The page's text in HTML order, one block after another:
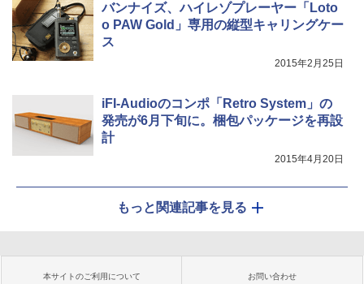
バンナイズ、ハイレゾプレーヤー「Loto
o PAW Gold」専用の縦型キャリングケー
ス
2015年2月25日
iFI-Audioのコンポ「Retro System」の
発売が6月下旬に。梱包パッケージを再設
計
2015年4月20日
もっと関連記事を見る
本サイトのご利用について お問い合わせ